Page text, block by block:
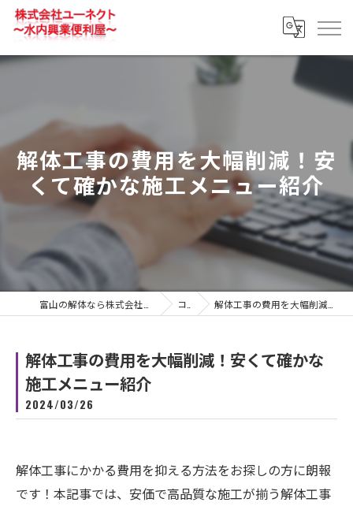
解体工事の費用を大幅削減！安
くて確かな施工メニュー紹介
コラム 解体工事の費用を大幅削減！安くて確かな施工メニュー紹介
解体工事の費用を大幅削減！安くて確かな
施工メニュー紹介
2024/03/26
解体工事にかかる費用を抑える方法をお探しの方に朗報
です！本記事では、安価で高品質な施工が揃う解体工事